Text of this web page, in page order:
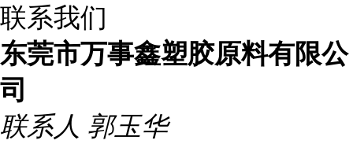
联系我们
东莞市万事鑫塑胶原料有限公
司
联系人 郭玉华